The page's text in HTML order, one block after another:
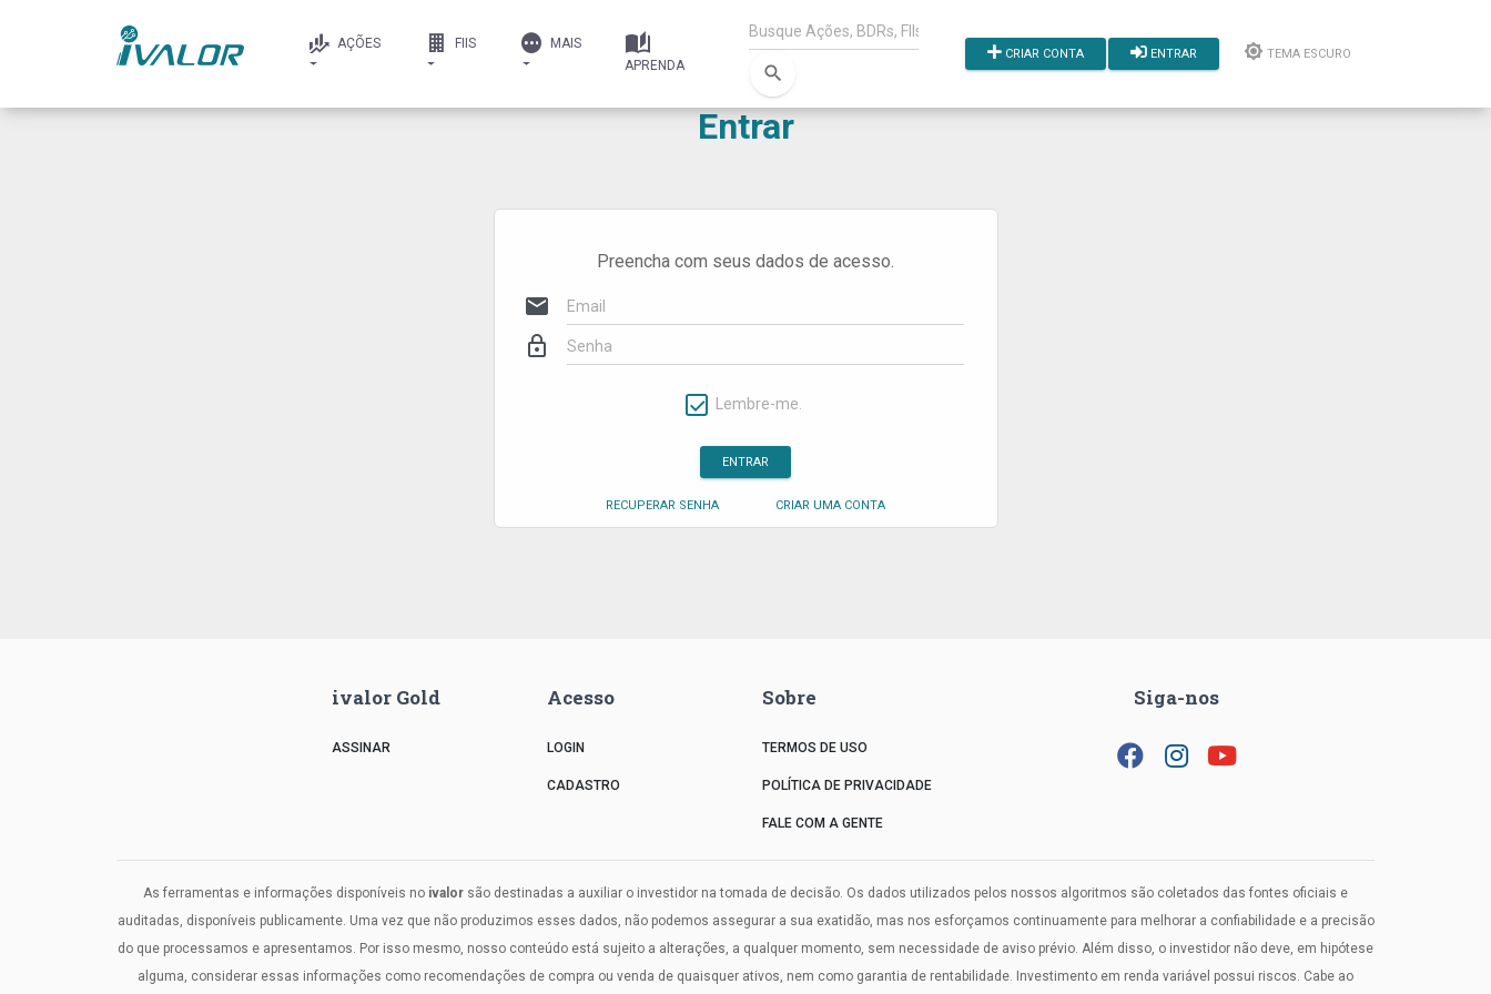
AÇÕES FIIS
MAIS
APRENDA
search
CRIAR CONTA ENTRAR TEMA ESCURO
Entrar
Preencha com seus dados de acesso.
mail
lock_outline
Lembre-me.
ENTRAR
RECUPERAR SENHA CRIAR UMA CONTA
ivalor Gold
ASSINAR
Acesso
LOGIN
CADASTRO
Sobre
TERMOS DE USO
POLÍTICA DE PRIVACIDADE
FALE COM A GENTE
Siga-nos
As ferramentas e informações disponíveis no ivalor são destinadas a auxiliar o investidor na tomada de decisão. Os dados utilizados pelos nossos algoritmos são coletados das fontes oficiais e
auditadas, disponíveis publicamente. Uma vez que não produzimos esses dados, não podemos assegurar a sua exatidão, mas nos esforçamos continuamente para melhorar a confiabilidade e a precisão
do que processamos e apresentamos. Por isso mesmo, nosso conteúdo está sujeito a alterações, a qualquer momento, sem necessidade de aviso prévio. Além disso, o investidor não deve, em hipótese
alguma, considerar essas informações como recomendações de compra ou venda de quaisquer ativos, nem como garantia de rentabilidade. Investimento em renda variável possui riscos. Cabe ao